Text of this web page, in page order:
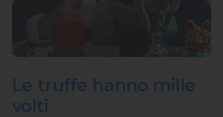
Le truffe hanno mille
volti